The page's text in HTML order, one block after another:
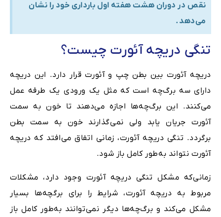
نقص در دوران هشت هفته اول بارداری خود را نشان
می‌دهد.
تنگی دریچه آئورت چیست؟
دریچه آئورت بین بطن چپ و آئورت قرار دارد. این دریچه
دارای سه برگ‌چه است که مثل یک ورودی یک طرفه عمل
می‌کنند. این برگ‌چه‌ها اجازه می‌دهند تا خون به سمت
آئورت جریان یابد ولی نمی‌گذارند خون به سمت بطن
برگردد. تنگی دریچه آئورت، زمانی اتفاق می‌افتد که دریچه
آئورت نتواند به‌طور کامل باز شود.
زمانی‌که مشکل تنگی دریچه آئورت وجود دارد، مشکلات
مربوط به دریچه آئورت، شرایط را برای برگچه‌ها بسیار
مشکل می‌کند و برگ‌چه‌ها دیگر نمی‌توانند به‌طور کامل باز